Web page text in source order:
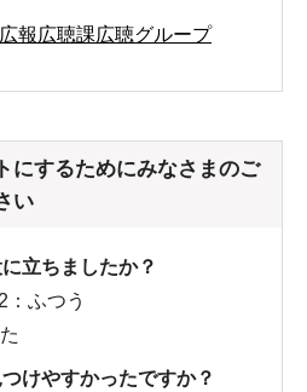
報広聴課広聴グループ
にするためにみなさまのご
い
立ちましたか？
2：ふつう
けやすかったですか？